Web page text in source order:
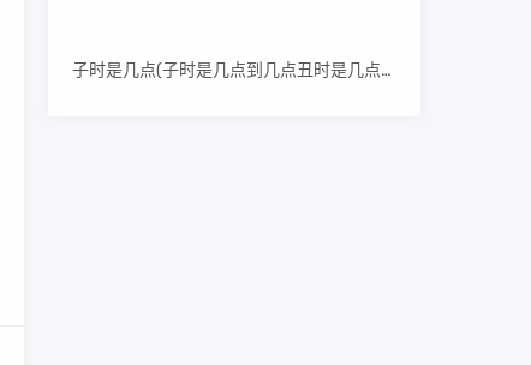
子时是几点(子时是几点到几点丑时是几点到几点)